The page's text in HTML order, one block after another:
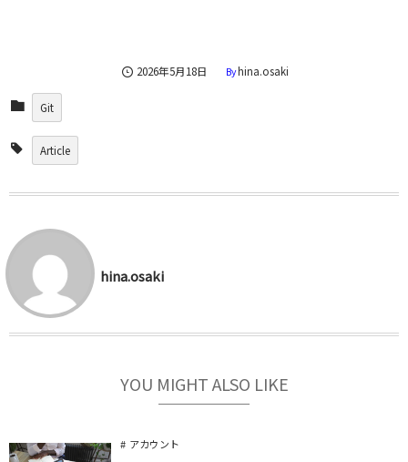
2026年5月18日 Byhina.osaki
Git
Article
hina.osaki
YOU MIGHT ALSO LIKE
アカウント